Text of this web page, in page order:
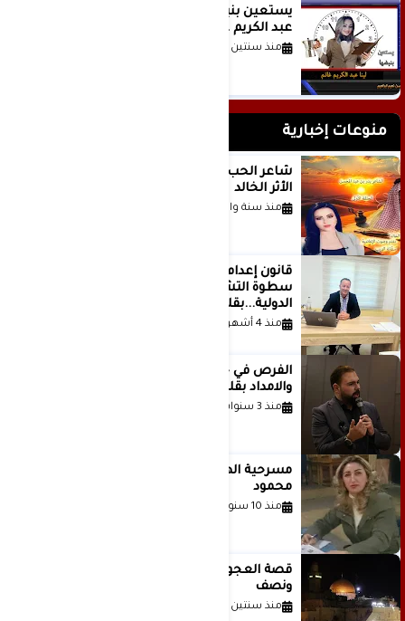
عبد الكريم غانم
منذ سنتين
منوعات إخبارية
الأثر الخالد
منذ سنة واحدة
قانون إعدام الأسرى الفلسطينيين: بين
سطوة التشريع وانهيار منظومة العدالة
الدولية...بقلم الدكتور وسيم وني
منذ 4 أشهر
والامداد بقلم د. عبادة دعدوش
منذ 3 سنوات
مسرحية الهمزة للمبدعة الاستاذة غادة
محمود
منذ 10 سنوات
قصة العجول الحمراء والانتظار عاما
ونصف
منذ سنتين